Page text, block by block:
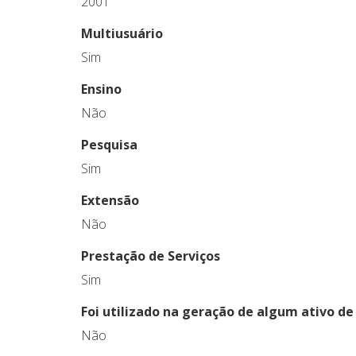
Multiusuário
Sim
Ensino
Não
Pesquisa
Sim
Extensão
Não
Prestação de Serviços
Sim
Foi utilizado na geração de algum ativo de
Não